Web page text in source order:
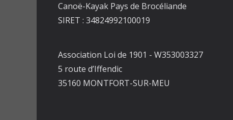
Canoë-Kayak Pays de Brocéliande
SIRET : 34824992100019
Association Loi de 1901 - W353003327
5 route d’Iffendic
35160 MONTFORT-SUR-MEU